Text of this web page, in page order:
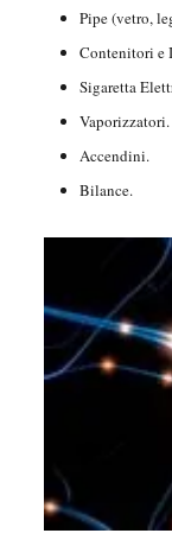
Pipe (vetro,
Contenitori e
Sigaretta
Vaporizzatori.
Accendini.
Bilance.